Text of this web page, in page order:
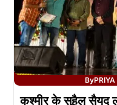
ByPRIYA
कश्मीर के सुहैल सैयद